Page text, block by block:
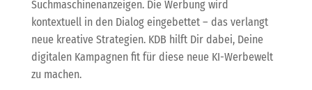
Suchmaschinenanzeigen. Die Werbung wird
kontextuell in den Dialog eingebettet – das verlangt
neue kreative Strategien. KDB hilft Dir dabei, Deine
digitalen Kampagnen fit für diese neue KI-Werbewelt
zu machen.